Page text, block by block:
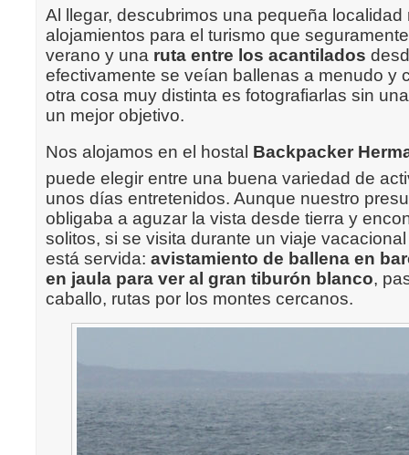
Al llegar, descubrimos una pequeña localidad
alojamientos para el turismo que
verano y una ruta entre los acantilados
efectivamente se veían ballenas a menudo y
otra cosa muy distinta es fotografiarlas sin
un mejor objetivo.
Nos alojamos en el hostal  Backpacker
puede elegir entre una buena variedad de
unos días entretenidos. Aunque nuestro
obligaba a aguzar la vista desde tierra y
solitos, si se visita durante un viaje
está servida: avistamiento de ballena en
en jaula para ver al gran tiburón blanco,
caballo, rutas por los montes cercanos.